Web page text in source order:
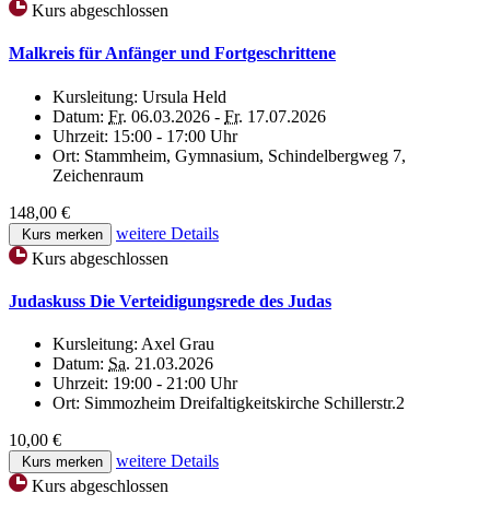
Kurs abgeschlossen
Malkreis für Anfänger und Fortgeschrittene
Kursleitung: Ursula Held
Datum: Fr. 06.03.2026 - Fr. 17.07.2026
Uhrzeit: 15:00 - 17:00 Uhr
Ort: Stammheim, Gymnasium, Schindelbergweg 7,
Zeichenraum
148,00 €
Kurs merken
weitere Details
Kurs abgeschlossen
Judaskuss Die Verteidigungsrede des Judas
Kursleitung: Axel Grau
Datum: Sa. 21.03.2026
Uhrzeit: 19:00 - 21:00 Uhr
Ort: Simmozheim Dreifaltigkeitskirche Schillerstr.2
10,00 €
Kurs merken
weitere Details
Kurs abgeschlossen